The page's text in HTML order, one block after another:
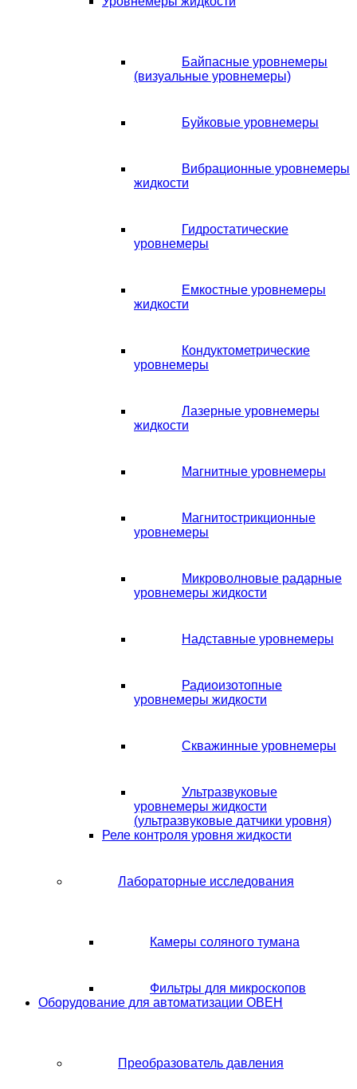
Байпасные уровнемеры
(визуальные уровнемеры)
Буйковые уровнемеры
Вибрационные уровнемеры
жидкости
Гидростатические
уровнемеры
Емкостные уровнемеры
жидкости
Кондуктометрические
уровнемеры
Лазерные уровнемеры
жидкости
Магнитные уровнемеры
Магнитострикционные
уровнемеры
Микроволновые радарные
уровнемеры жидкости
Надставные уровнемеры
Радиоизотопные
уровнемеры жидкости
Скважинные уровнемеры
Ультразвуковые
уровнемеры жидкости
(ультразвуковые датчики уровня)
Реле контроля уровня жидкости
Лабораторные исследования
Камеры соляного тумана
Фильтры для микроскопов
Оборудование для автоматизации ОВЕН
Преобразователь давления